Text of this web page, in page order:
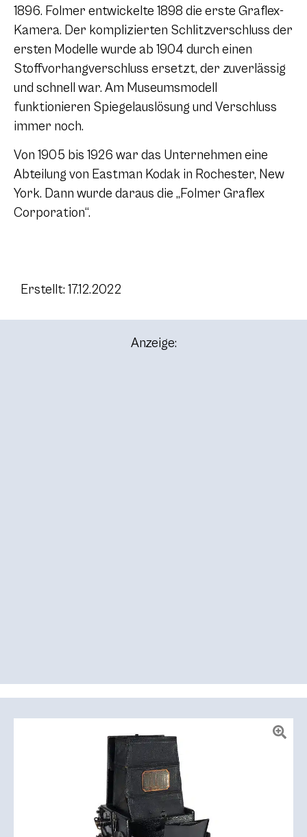
1896. Folmer entwickelte 1898 die erste Graflex-
Kamera. Der komplizierten Schlitzverschluss der
ersten Modelle wurde ab 1904 durch einen
Stoffvorhangverschluss ersetzt, der zuverlässig
und schnell war. Am Museumsmodell
funktionieren Spiegelauslösung und Verschluss
immer noch.
Von 1905 bis 1926 war das Unternehmen eine
Abteilung von Eastman Kodak in Rochester, New
York. Dann wurde daraus die „Folmer Graflex
Corporation“.
Erstellt: 17.12.2022
Anzeige: